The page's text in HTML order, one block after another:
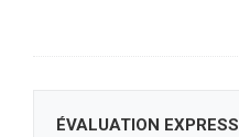
ÉVALUATION EXPRESS